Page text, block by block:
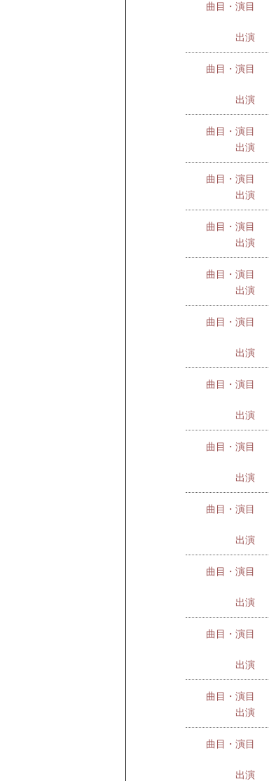
曲目・演目
出演
曲目・演目
出演
曲目・演目
出演
曲目・演目
出演
曲目・演目
出演
曲目・演目
出演
曲目・演目
出演
曲目・演目
出演
曲目・演目
出演
曲目・演目
出演
曲目・演目
出演
曲目・演目
出演
曲目・演目
出演
曲目・演目
出演